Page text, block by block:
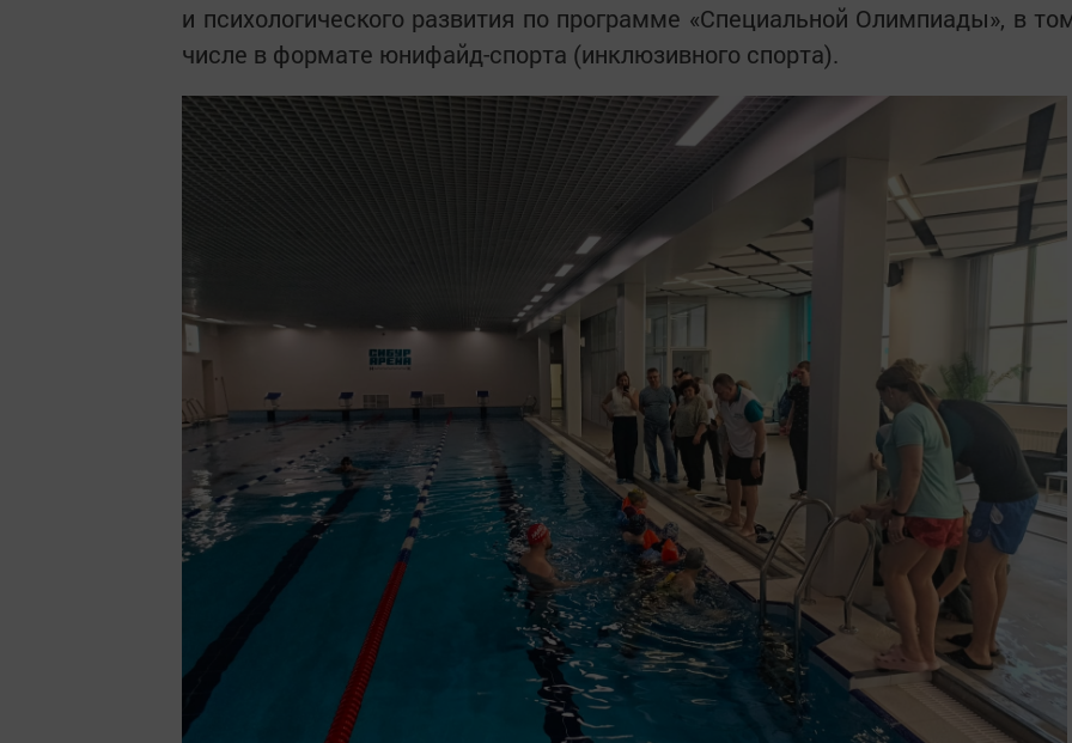
и психологического развития по программе «Специальной Олимпиады», в
числе в формате юнифайд-спорта (инклюзивного спорта).